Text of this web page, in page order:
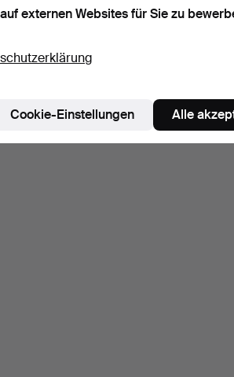
externen Websites für Sie zu
Cookie-Einstellungen Alle